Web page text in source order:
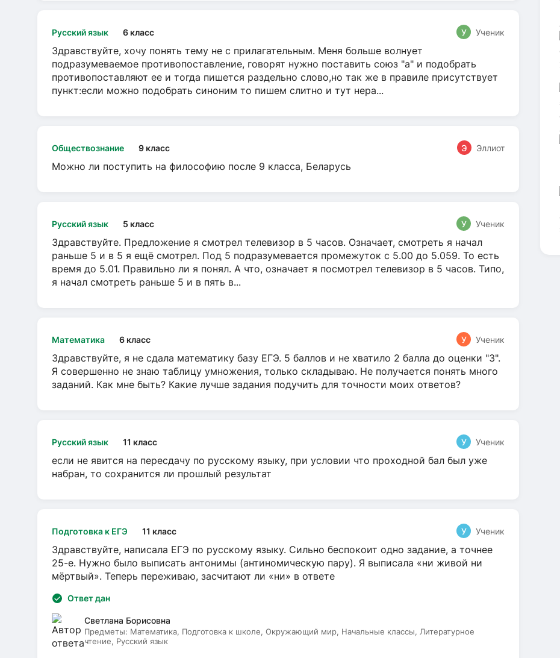
Русский язык 6 класс У Ученик
Здравствуйте, хочу понять тему не с прилагательным. Меня больше волнует
подразумеваемое противопоставление, говорят нужно поставить союз "а" и подобрать
противопоставляют ее и тогда пишется раздельно слово,но так же в правиле присутствует
пункт:если можно подобрать синоним то пишем слитно и тут нера...
Обществознание 9 класс Э Эллиот
Можно ли поступить на философию после 9 класса, Беларусь
Русский язык 5 класс У Ученик
Здравствуйте. Предложение я смотрел телевизор в 5 часов. Означает, смотреть я начал
раньше 5 и в 5 я ещё смотрел. Под 5 подразумевается промежуток с 5.00 до 5.059. То есть
время до 5.01. Правильно ли я понял. А что, означает я посмотрел телевизор в 5 часов. Типо,
я начал смотреть раньше 5 и в пять в...
Математика 6 класс У Ученик
Здравствуйте, я не сдала математику базу ЕГЭ. 5 баллов и не хватило 2 балла до оценки "3".
Я совершенно не знаю таблицу умножения, только складываю. Не получается понять много
заданий. Как мне быть? Какие лучше задания подучить для точности моих ответов?
Русский язык 11 класс У Ученик
если не явится на пересдачу по русскому языку, при условии что проходной бал был уже
набран, то сохранится ли прошлый результат
Подготовка к ЕГЭ 11 класс У Ученик
Здравствуйте, написала ЕГЭ по русскому языку. Сильно беспокоит одно задание, а точнее
25-е. Нужно было выписать антонимы (антиномическую пару). Я выписала «ни живой ни
мёртвый». Теперь переживаю, засчитают ли «ни» в ответе
Ответ дан
Светлана Борисовна
Предметы: Математика, Подготовка к школе, Окружающий мир, Начальные классы, Литературное
чтение, Русский язык